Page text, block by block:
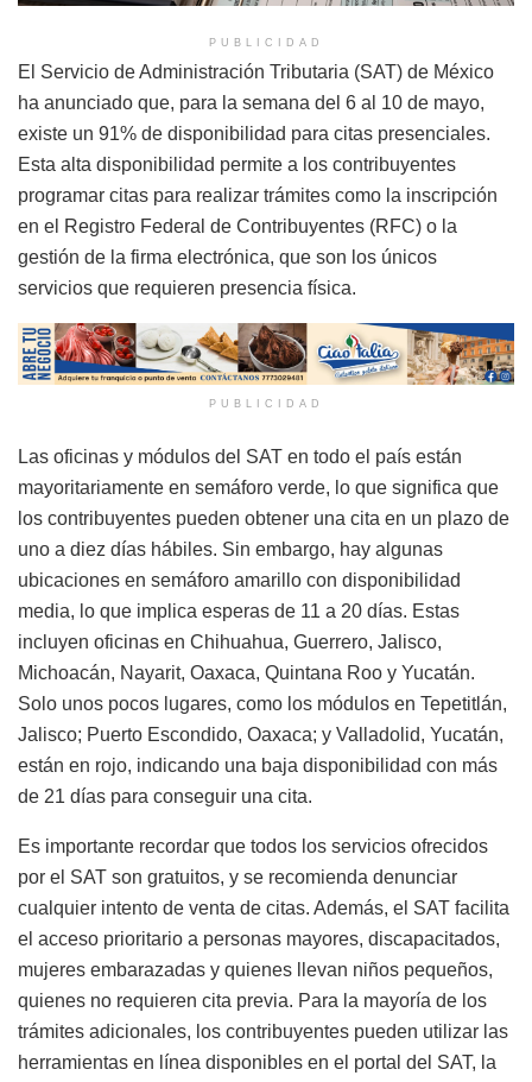
PUBLICIDAD
El Servicio de Administración Tributaria (SAT) de México
ha anunciado que, para la semana del 6 al 10 de mayo,
existe un 91% de disponibilidad para citas presenciales.
Esta alta disponibilidad permite a los contribuyentes
programar citas para realizar trámites como la inscripción
en el Registro Federal de Contribuyentes (RFC) o la
gestión de la firma electrónica, que son los únicos
servicios que requieren presencia física.
PUBLICIDAD
Las oficinas y módulos del SAT en todo el país están
mayoritariamente en semáforo verde, lo que significa que
los contribuyentes pueden obtener una cita en un plazo de
uno a diez días hábiles. Sin embargo, hay algunas
ubicaciones en semáforo amarillo con disponibilidad
media, lo que implica esperas de 11 a 20 días. Estas
incluyen oficinas en Chihuahua, Guerrero, Jalisco,
Michoacán, Nayarit, Oaxaca, Quintana Roo y Yucatán.
Solo unos pocos lugares, como los módulos en Tepetitlán,
Jalisco; Puerto Escondido, Oaxaca; y Valladolid, Yucatán,
están en rojo, indicando una baja disponibilidad con más
de 21 días para conseguir una cita.
Es importante recordar que todos los servicios ofrecidos
por el SAT son gratuitos, y se recomienda denunciar
cualquier intento de venta de citas. Además, el SAT facilita
el acceso prioritario a personas mayores, discapacitados,
mujeres embarazadas y quienes llevan niños pequeños,
quienes no requieren cita previa. Para la mayoría de los
trámites adicionales, los contribuyentes pueden utilizar las
herramientas en línea disponibles en el portal del SAT, la